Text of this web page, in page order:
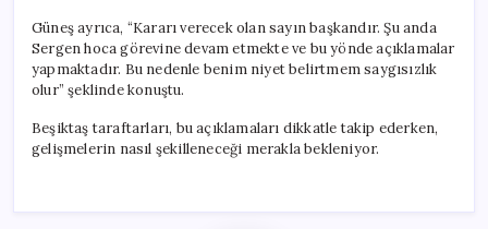
Güneş ayrıca, “Kararı verecek olan sayın başkandır. Şu anda
Sergen hoca görevine devam etmekte ve bu yönde açıklamalar
yapmaktadır. Bu nedenle benim niyet belirtmem saygısızlık
olur” şeklinde konuştu.
Beşiktaş taraftarları, bu açıklamaları dikkatle takip ederken,
gelişmelerin nasıl şekilleneceği merakla bekleniyor.